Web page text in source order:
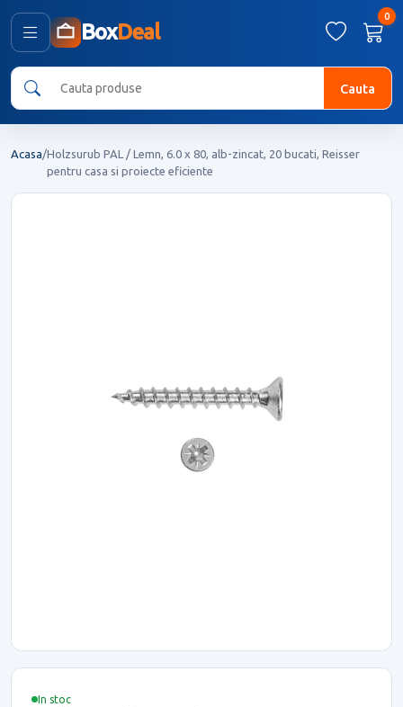
BoxDeal
0
Cauta
Acasa/Holzsurub PAL / Lemn, 6.0 x 80, alb-zincat, 20 bucati, Reisser
pentru casa si proiecte eficiente
In stoc